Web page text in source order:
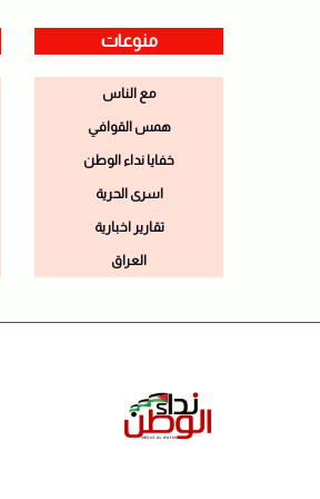
منوعات
مع الناس
همس القوافي
خفايا نداء الوطن
اسرى الحرية
تقارير اخبارية
العراق